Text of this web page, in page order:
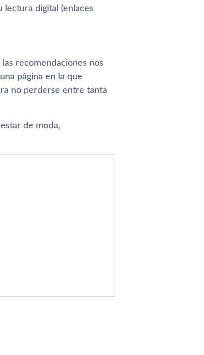
lectura digital (enlaces
recomendaciones nos
página en la que
no perderse entre tanta
de moda,